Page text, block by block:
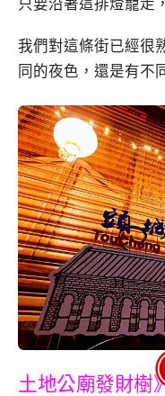
我們對這條街已經很
同的夜色，還是有不
土地公廟發財樹